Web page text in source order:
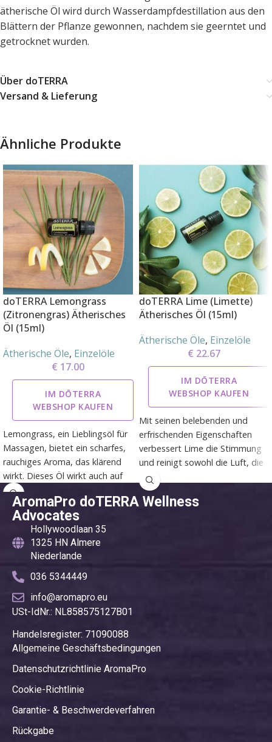
ätherische Öl wird durch Wasserdampfdestillation aus den
Blättern der Pflanze gewonnen, nachdem sie geerntet und
getrocknet wurden.
Über doTERRA
Versand & Lieferung
Ähnliche Produkte
doTERRA Lemongrass
(Zitronengras) Ätherisches
Öl (15ml)
Ätherische Öle, Einzelöle
€ 17.00
IM DŌTERRA
WEBSHOP KAUFEN
Lemongrass, ein Lieblingsöl für
Massagen, bietet ein scharfes,
rauchiges Aroma, das klärend
wirkt. Dieses Öl wirkt auch auf
natürliche Weise
insektenabweisend.
doTERRA Lime (Limette)
Ätherisches Öl (15ml)
Ätherische Öle, Einzelöle
€ 22.67
IM DŌTERRA
WEBSHOP KAUFEN
Mit seinen belebenden und
erfrischenden Eigenschaften
verbessert Lime die Stimmung
und reinigt sowohl die Luft, die
Haut als auch unser inneres
System. Das ätherische Öl hat
einen kräftigen Zitrusduft und
AromaPro doTERRA Wellness
Advocates
Hollywoodlaan 35
1325 HN Almere
Niederlande
036 5344449
info@aromapro.eu
USt-IdNr.: NL858575127B01
Handelsregister: 71090088
Allgemeine Geschäftsbedingungen
Datenschutzrichtlinie AromaPro
Cookie-Richtlinie
Garantie- & Beschwerdeverfahren
Rückgabe